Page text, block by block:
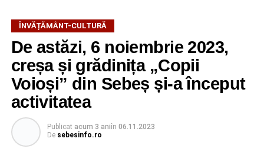
ÎNVĂȚĂMÂNT-CULTURĂ
De astăzi, 6 noiembrie 2023,
creșa și grădinița „Copii
Voioși” din Sebeș și-a început
activitatea
Publicat acum 3 aniîn 06.11.2023
De sebesinfo.ro